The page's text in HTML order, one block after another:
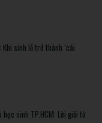
Khi sính lễ trở thành ‘cái
học sinh TP.HCM: Lời giải từ